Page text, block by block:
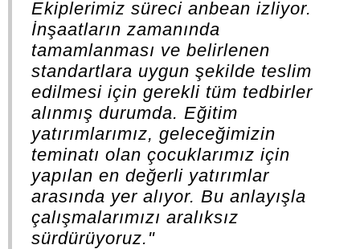
Ekiplerimiz süreci anbean izliyor.
İnşaatların zamanında
tamamlanması ve belirlenen
standartlara uygun şekilde teslim
edilmesi için gerekli tüm tedbirler
alınmış durumda. Eğitim
yatırımlarımız, geleceğimizin
teminatı olan çocuklarımız için
yapılan en değerli yatırımlar
arasında yer alıyor. Bu anlayışla
çalışmalarımızı aralıksız
sürdürüyoruz."